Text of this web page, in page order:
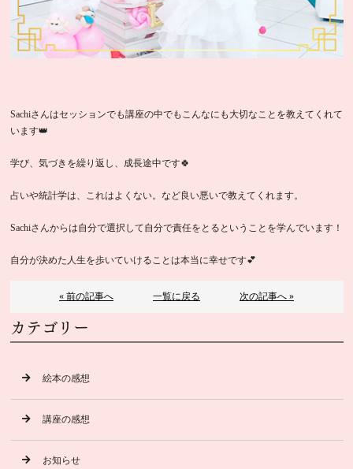
Sachiさんはセッションでも講座の中でもこんなにも大切なことを教えてくれて
います👑
学び、気づきを繰り返し、成長途中です🍀
占いや統計学は、これはよくない。など良い悪いで教えてくれます。
Sachiさんからは自分で選択して自分で責任をとるということを学んでいます！
自分が決めた人生を歩いていけることは本当に幸せです💕
« 前の記事へ 一覧に戻る 次の記事へ »
カテゴリー
絵本の感想
講座の感想
お知らせ